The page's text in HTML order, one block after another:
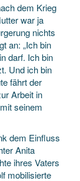
dem Krieg
war ja
nichts
an: „Ich bin
darf. Ich bin
Und ich bin
fährt der
Arbeit in
seinem
dem Einfluss
Anita
ihres Vaters
mobilisierte